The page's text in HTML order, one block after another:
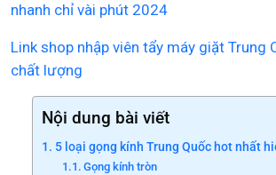
nhanh chỉ vài phút 2024
Link shop nhập viên tẩy máy giặt Trung
chất lượng
Nội dung bài viết
5 loại gọng kính Trung Quốc hot nhất
Gọng kính tròn